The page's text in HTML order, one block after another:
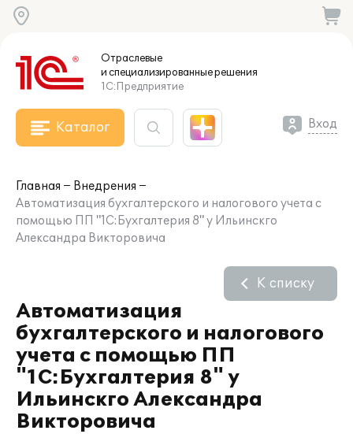
Отраслевые
и специализированныерешения
1С:Предприятие
Каталог Вход
Главная
Внедрения
Автоматизация бухгалтерского и налогового учета с
помощью ПП "1С:Бухгалтерия 8" у Ильинскго
Александра Викторовича
Автоматизация
бухгалтерского и налогового
учета с помощью ПП
"1С:Бухгалтерия 8" у
Ильинскго Александра
Викторовича
К списку